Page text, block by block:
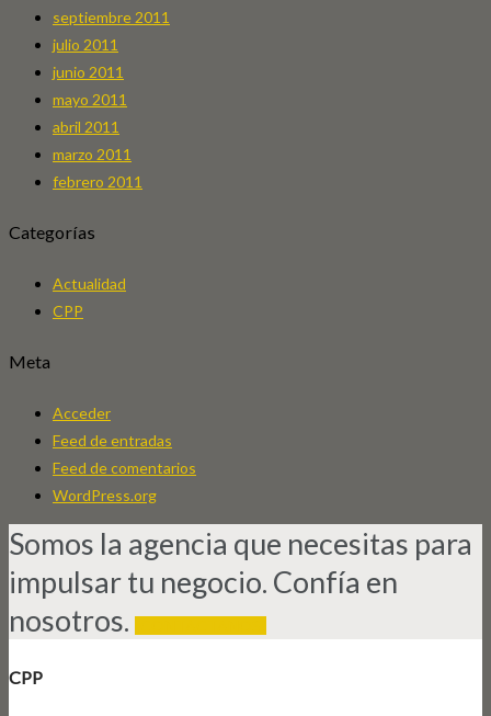
septiembre 2011
julio 2011
junio 2011
mayo 2011
abril 2011
marzo 2011
febrero 2011
Categorías
Actualidad
CPP
Meta
Acceder
Feed de entradas
Feed de comentarios
WordPress.org
Somos la agencia que necesitas para
impulsar tu negocio. Confía en
nosotros.
CPP